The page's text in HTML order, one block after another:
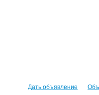
Дать объявление